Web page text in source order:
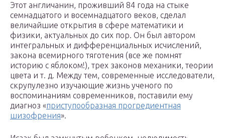
Этот англичанин, проживший 84 года на стыке
семнадцатого и восемнадцатого веков, сделал
величайшие открытия в сфере математики и
физики, актуальных до сих пор. Он был автором
интегральных и дифференциальных исчислений,
закона всемирного тяготения (все же помнят
историю с яблоком!), трех законов механики, теории
цвета и т. д. Между тем, современные исследователи,
скрупулезно изучающие жизнь ученого по
воспоминаниям современников, поставили ему
диагноз «приступообразная прогредиентная
шизофрения».